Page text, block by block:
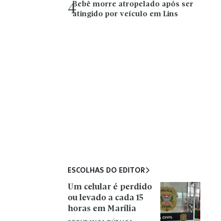
4Bebê morre atropelado após ser
atingido por veículo em Lins
ESCOLHAS DO EDITOR
Um celular é perdido
ou levado a cada 15
horas em Marília